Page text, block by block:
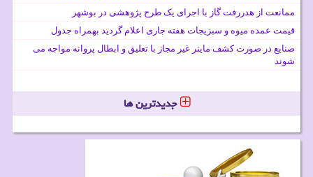
ممانعت از هدررفت گاز با اجرای یک طرح پژوهشی در بوشهر
قیمت عمده میوه و سبزیجات هفته جاری اعلام گردید بهمراه جدول
صنایع در صورت کشف ماینر غیر مجاز با تعلیق و ابطال پروانه مواجه می
شوند
جدیدترین ها